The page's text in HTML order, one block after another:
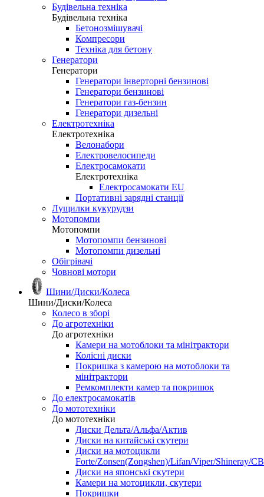
Будівельна техніка
Будівельна техніка
Бетонозмішувачі
Компресори
Техніка для бетону
Генератори
Генератори
Генератори інверторні бензинові
Генератори бензинові
Генератори газ-бензин
Генератори дизельні
Електротехніка
Електротехніка
Велонабори
Електровелосипеди
Електросамокати
Електротехніка
Електросамокати EU
Портативні зарядні станції
Лущилки кукурудзи
Мотопомпи
Мотопомпи
Мотопомпи бензинові
Мотопомпи дизельні
Обігрівачі
Човнові мотори
Шини/Диски/Колеса
Шини/Диски/Колеса
Колесо в зборі
До агротехніки
До агротехніки
Камери на мотоблоки та мінітрактори
Колісні диски
Покришка з камерою на мотоблоки та
мінітрактори
Ремкомплекти камер та покришок
До електросамокатів
До мототехніки
До мототехніки
Диски Дельта/Альфа/Актив
Диски на китайські скутери
Диски на мотоцикли
Forte/Zonsen(Zongshen)/Lifan/Viper/Shineray/CB
Диски на японські скутери
Камери на мотоцикли, скутери
Покришки